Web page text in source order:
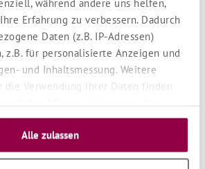
während andere uns helfen,
Erfahrung zu verbessern. Dadurch
Daten (z.B. IP-Adressen)
z.B. für personalisierte Anzeigen und
und Inhaltsmessung. Weitere
die Verwendung Ihrer Daten finden
"Cookie Einstellungen" unten auf
oder anpassen.
Alle zulassen